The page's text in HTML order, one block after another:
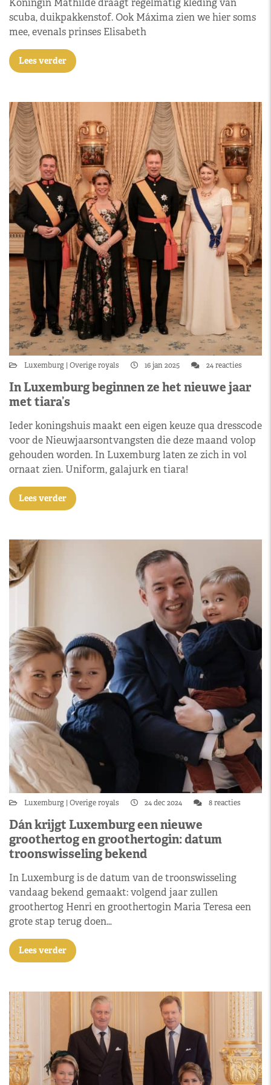
Koningin Mathilde draagt regelmatig kleding van
scuba, duikpakkenstof. Ook Máxima zien we hier soms
mee, evenals prinses Elisabeth
Lees verder
Luxemburg Overige royals 16 jan 2025 24 reacties
In Luxemburg beginnen ze het nieuwe jaar
met tiara’s
Ieder koningshuis maakt een eigen keuze qua dresscode
voor de Nieuwjaarsontvangsten die deze maand volop
gehouden worden. In Luxemburg laten ze zich in vol
ornaat zien. Uniform, galajurk en tiara!
Lees verder
Luxemburg Overige royals 24 dec 2024 8 reacties
Dán krijgt Luxemburg een nieuwe
groothertog en groothertogin: datum
troonswisseling bekend
In Luxemburg is de datum van de troonswisseling
vandaag bekend gemaakt: volgend jaar zullen
groothertog Henri en groothertogin Maria Teresa een
grote stap terug doen…
Lees verder